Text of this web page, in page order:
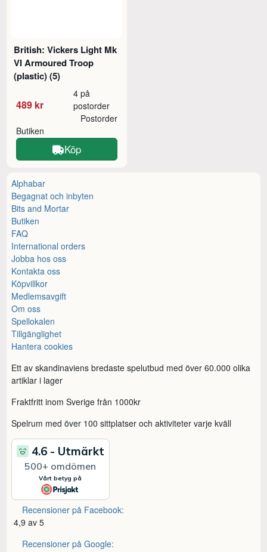
British: Vickers Light Mk
VI Armoured Troop
(plastic) (5)
489 kr
4 på
postorder
Butiken
Postorder
Köp
Alphabar
Begagnat och inbyten
Bits and Mortar
Butiken
FAQ
International orders
Jobba hos oss
Kontakta oss
Köpvillkor
Medlemsavgift
Om oss
Spellokalen
Tillgänglighet
Hantera cookies
Ett av skandinaviens bredaste spelutbud med över 60.000 olika
artiklar i lager
Fraktfritt inom Sverige från 1000kr
Spelrum med över 100 sittplatser och aktiviteter varje kväll
Recensioner på Facebook:
4,9 av 5
Recensioner på Google: